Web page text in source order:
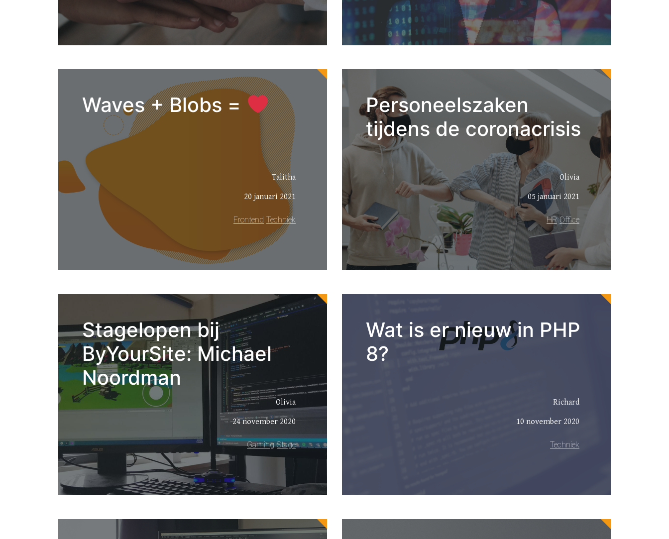
Waves + Blobs =
Talitha
20 januari 2021
Frontend Techniek
Personeelszaken
tijdens de coronacrisis
Olivia
05 januari 2021
HR Office
Stagelopen bij
ByYourSite: Michael
Noordman
Olivia
24 november 2020
Gaming Stage
Wat is er nieuw in PHP
8?
Richard
10 november 2020
Techniek